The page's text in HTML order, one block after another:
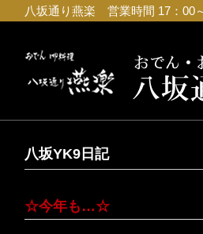
八坂通り燕楽 営業時間 17：
八坂YK9日記
☆今年も…☆